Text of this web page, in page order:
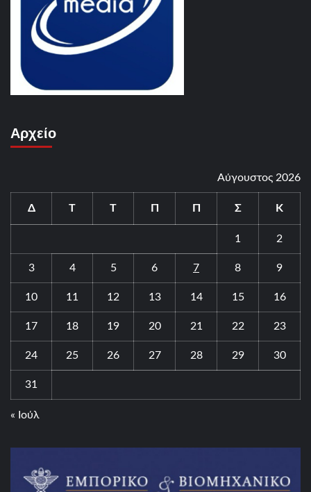
Αρχείο
Αύγουστος 2026
Δ Τ Τ Π Π Σ Κ
1 2
3 4 5 6 7 8 9
10 11 12 13 14 15 16
17 18 19 20 21 22 23
24 25 26 27 28 29 30
31
« Ιούλ